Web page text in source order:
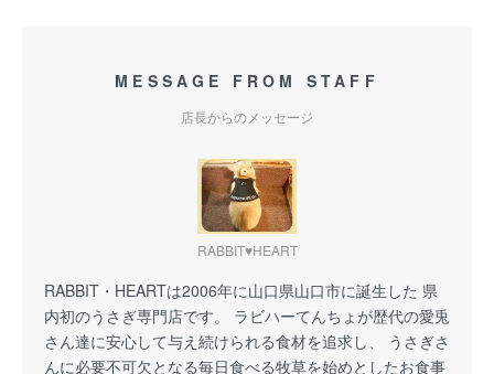
MESSAGE FROM STAFF
店長からのメッセージ
RABBIT♥HEART
RABBIT・HEARTは2006年に山口県山口市に誕生した 県
内初のうさぎ専門店です。 ラビハーてんちょが歴代の愛兎
さん達に安心して与え続けられる食材を追求し、 うさぎさ
んに必要不可欠となる毎日食べる牧草を始めとしたお食事